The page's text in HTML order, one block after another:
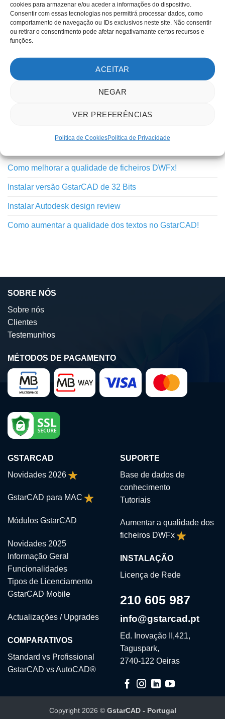
cookies para armazenar e/ou aceder a informações do dispositivo.
Consentir com essas tecnologias nos permitirá processar dados, como
comportamento de navegação ou IDs exclusivos neste site. Não consentir
ou retirar o consentimento pode afetar negativamante certos recursos e
funções.
ACEITAR
NEGAR
VER PREFERÊNCIAS
Política de CookiesPolitica de Privacidade
Layers
Notícias
Outros
TUTORIAIS RECENTES
Como melhorar a qualidade de ficheiros DWFx!
Instalar versão GstarCAD de 32 Bits
Instalar Autodesk design review
Como aumentar a qualidade dos textos no GstarCAD!
SOBRE NÓS
Sobre nós
Clientes
Testemunhos
MÉTODOS DE PAGAMENTO
GSTARCAD
Novidades 2026
GstarCAD para MAC
Módulos GstarCAD
Novidades 2025
Informação Geral
Funcionalidades
Tipos de Licenciamento
GstarCAD Mobile
Actualizações / Upgrades
COMPARATIVOS
Standard vs Profissional
GstarCAD vs AutoCAD®
SUPORTE
Base de dados de
conhecimento
Tutoriais
Aumentar a qualidade dos
ficheiros DWFx
INSTALAÇÃO
Licença de Rede
210 605 987
info@gstarcad.pt
Ed. Inovação II,421,
Taguspark,
2740-122 Oeiras
Copyright 2026 © GstarCAD - Portugal